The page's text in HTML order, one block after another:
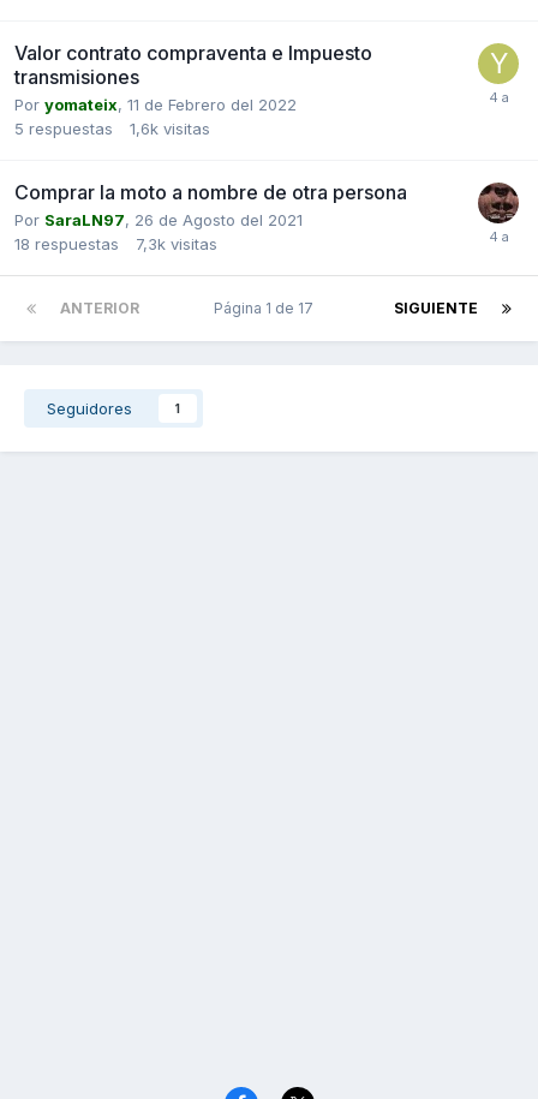
Valor contrato compraventa e Impuesto
transmisiones
Por yomateix, 11 de Febrero del 2022
5 respuestas 1,6k visitas
Comprar la moto a nombre de otra persona
Por SaraLN97, 26 de Agosto del 2021
18 respuestas 7,3k visitas
ANTERIOR SIGUIENTE
Página 1 de 17
Seguidores 1